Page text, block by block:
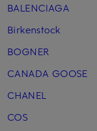
BALENCIAGA
Birkenstock
BOGNER
CANADA GOOSE
CHANEL
COS